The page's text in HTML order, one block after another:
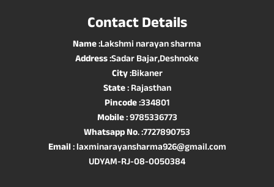
Contact Details
Name:Lakshmi narayan sharma
Address:Sadar Bajar,Deshnoke
City:Bikaner
State: Rajasthan
Pincode:334801
Mobile: 9785336773
Whatsapp No. :7727890753
Email: laxminarayansharma926@gmail.com
UDYAM-RJ-08-0050384